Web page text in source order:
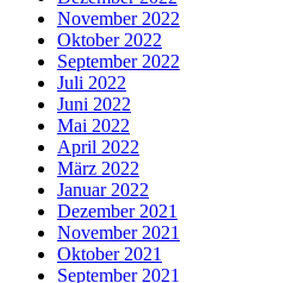
November 2022
Oktober 2022
September 2022
Juli 2022
Juni 2022
Mai 2022
April 2022
März 2022
Januar 2022
Dezember 2021
November 2021
Oktober 2021
September 2021